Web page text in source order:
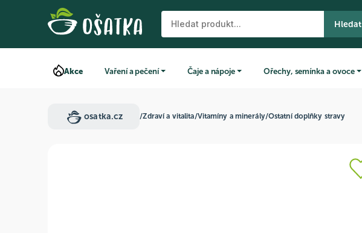
Hledat
Akce Vaření a pečení Čaje a nápoje Ořechy, semínka a ovoce
osatka.cz /Zdraví a vitalita/Vitamíny a minerály/Ostatní doplňky stravy